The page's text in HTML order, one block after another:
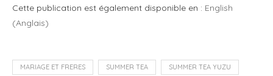
Cette publication est également disponible en : English
(Anglais)
MARIAGE ET FRERES SUMMER TEA SUMMER TEA YUZU